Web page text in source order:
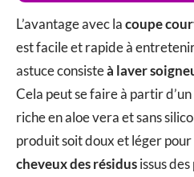
L’avantage avec lacoupe
est facile et rapide à
astuce consisteà laver
Cela peut se faire à partir
riche en aloe vera et sans
produit soit doux et léger
cheveux des résidusissus